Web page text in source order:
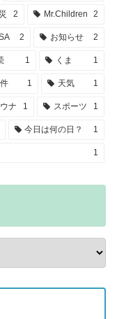
2 Mr.Children 2
2 お知らせ 2
1 くま 1
1 天気 1
ナ 1 スポーツ 1
今日は何の日？ 1
1